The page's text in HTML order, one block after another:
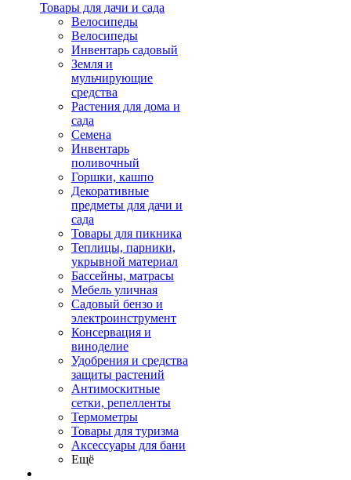
Товары для дачи и сада
Велосипеды
Велосипеды
Инвентарь садовый
Земля и
мульчирующие
средства
Растения для дома и
сада
Семена
Инвентарь
поливочный
Горшки, кашпо
Декоративные
предметы для дачи и
сада
Товары для пикника
Теплицы, парники,
укрывной материал
Бассейны, матрасы
Мебель уличная
Садовый бензо и
электроинструмент
Консервация и
виноделие
Удобрения и средства
защиты растений
Антимоскитные
сетки, репелленты
Термометры
Товары для туризма
Аксессуары для бани
Ещё